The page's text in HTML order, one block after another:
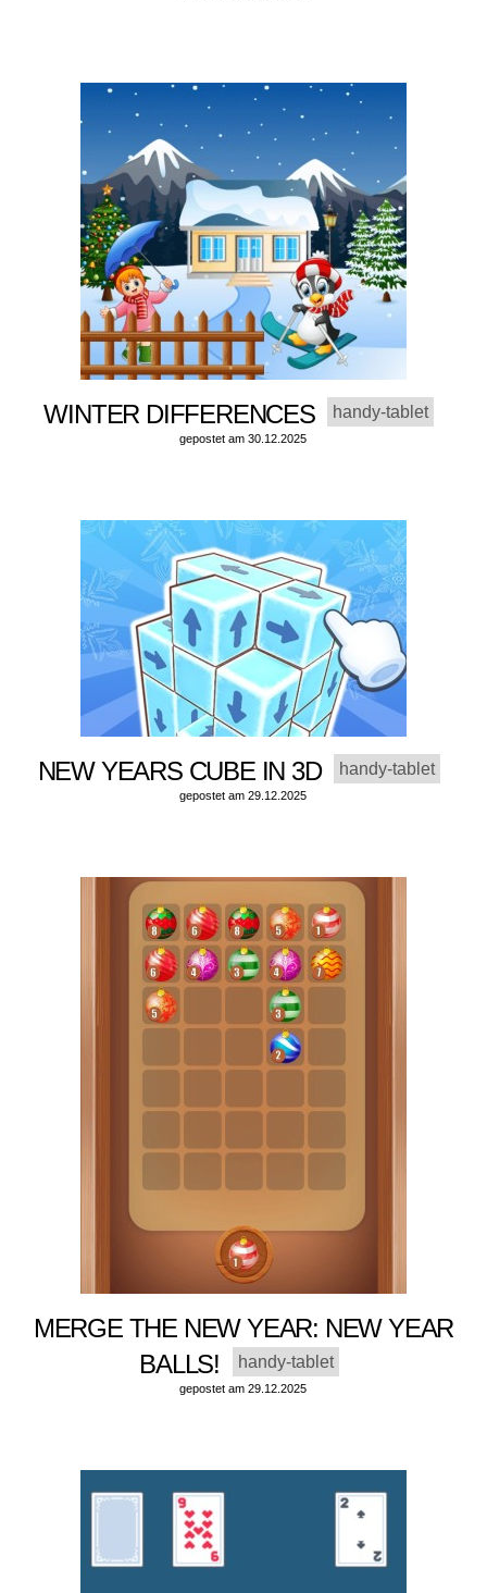
WINTER DIFFERENCES handy-tablet
gepostet am 30.12.2025
NEW YEARS CUBE IN 3D handy-tablet
gepostet am 29.12.2025
MERGE THE NEW YEAR: NEW YEAR
BALLS!
handy-tablet
gepostet am 29.12.2025